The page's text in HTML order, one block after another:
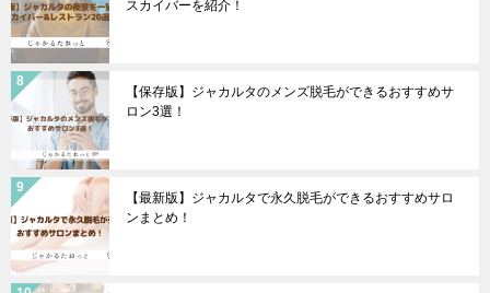
スカイバーを紹介！
【保存版】ジャカルタのメンズ脱毛ができるおすすめサ
ロン3選！
【最新版】ジャカルタで永久脱毛ができるおすすめサロ
ンまとめ！